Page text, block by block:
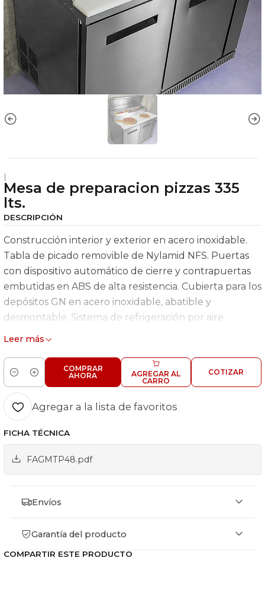
|
Mesa de preparacion pizzas 335
lts.
DESCRIPCIÓN
Construcción interior y exterior en acero inoxidable.
Tabla de picado removible de Nylamid NFS. Puertas
con dispositivo automático de cierre y contrapuertas
embutidas en ABS de alta resistencia. Cubierta para los
depósitos GN en acero inoxidable, abatible y
desmontable. Sistema de refrigeración por aire
forzado con evaporación automática del agua de
depósitos GN 1/6. Base de ruedas con freno.
Código FAGMTP48
Capacidad 335 lt.
7 depósitos GN 1/6
Dimensiones 1285 x 750 x 1100 mm.
Alimentación Eléctrica 220V/50Hz.
Leer más
Cantidad
AGREGAR AL
CARRO
COMPRAR
AHORA
COTIZAR
Agregar a la lista de favoritos
FICHA TÉCNICA
FAGMTP48.pdf
Envíos
Garantía del producto
COMPARTIR ESTE PRODUCTO